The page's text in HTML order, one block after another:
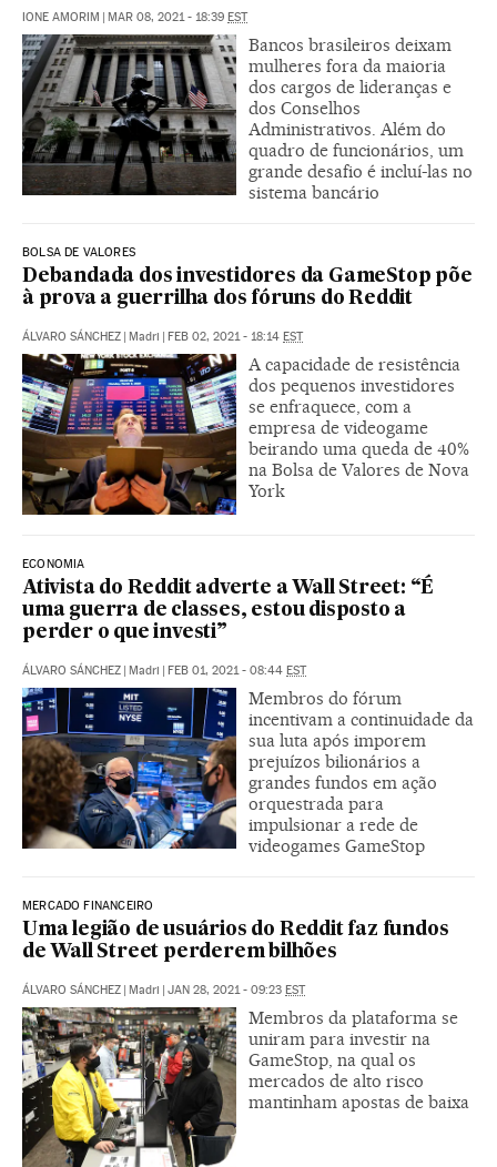
IONE AMORIM | MAR 08, 2021 - 18:39 EST
Bancos brasileiros deixam
mulheres fora da maioria
dos cargos de lideranças e
dos Conselhos
Administrativos. Além do
quadro de funcionários, um
grande desafio é incluí-las no
sistema bancário
BOLSA DE VALORES
Debandada dos investidores da GameStop põe
à prova a guerrilha dos fóruns do Reddit
ÁLVARO SÁNCHEZ | Madri | FEB 02, 2021 - 18:14 EST
A capacidade de resistência
dos pequenos investidores
se enfraquece, com a
empresa de videogame
beirando uma queda de 40%
na Bolsa de Valores de Nova
York
ECONOMIA
Ativista do Reddit adverte a Wall Street: “É
uma guerra de classes, estou disposto a
perder o que investi”
ÁLVARO SÁNCHEZ | Madri | FEB 01, 2021 - 08:44 EST
Membros do fórum
incentivam a continuidade da
sua luta após imporem
prejuízos bilionários a
grandes fundos em ação
orquestrada para
impulsionar a rede de
videogames GameStop
MERCADO FINANCEIRO
Uma legião de usuários do Reddit faz fundos
de Wall Street perderem bilhões
ÁLVARO SÁNCHEZ | Madri | JAN 28, 2021 - 09:23 EST
Membros da plataforma se
uniram para investir na
GameStop, na qual os
mercados de alto risco
mantinham apostas de baixa